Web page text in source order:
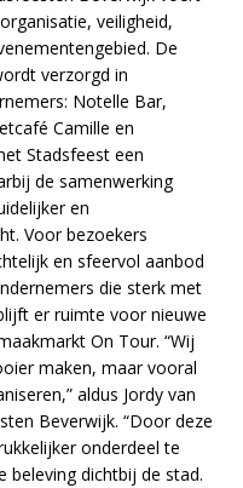
veiligheid,
De
verzorgd in
Notelle Bar,
Camille en
Stadsfeest een
de samenwerking
en
Voor bezoekers
en sfeervol aanbod
die sterk met
er ruimte voor nieuwe
On Tour. “Wij
maken, maar vooral
aldus Jordy van
Beverwijk. “Door deze
onderdeel te
beleving dichtbij de stad.